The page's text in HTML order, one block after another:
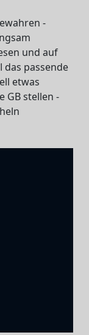
-
und auf
das passende
etwas
GB stellen -